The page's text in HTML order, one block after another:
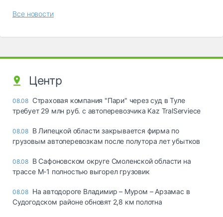
Все новости
Центр
08.08 Страховая компания "Пари" через суд в Туле
требует 29 млн руб. с автоперевозчика Kaz TralServiece
08.08 В Липецкой области закрывается фирма по
грузовым автоперевозкам после полутора лет убытков
08.08 В Сафоновском округе Смоленской области на
трассе М-1 полностью выгорел грузовик
08.08 На автодороге Владимир – Муром – Арзамас в
Судогодском районе обновят 2,8 км полотна